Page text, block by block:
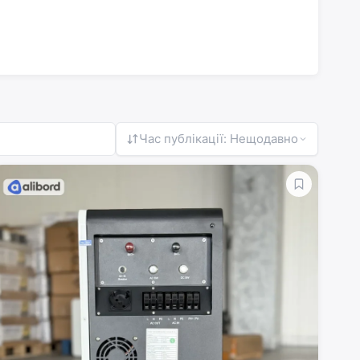
Час публікації: Нещодавно